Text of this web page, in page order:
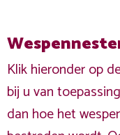
Klik hieronder op
bij u van
dan hoe het